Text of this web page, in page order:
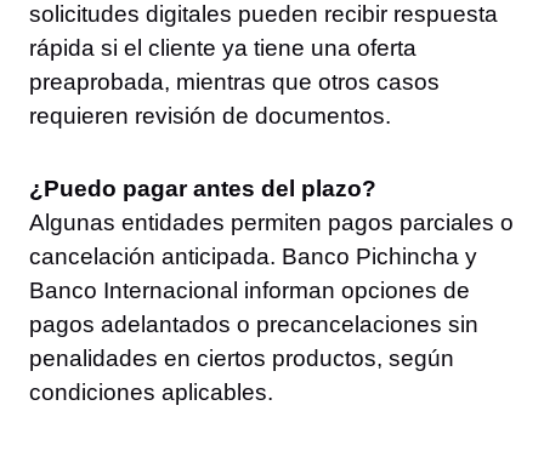
solicitudes digitales pueden recibir respuesta
rápida si el cliente ya tiene una oferta
preaprobada, mientras que otros casos
requieren revisión de documentos.
¿Puedo pagar antes del plazo?
Algunas entidades permiten pagos parciales o
cancelación anticipada. Banco Pichincha y
Banco Internacional informan opciones de
pagos adelantados o precancelaciones sin
penalidades en ciertos productos, según
condiciones aplicables.